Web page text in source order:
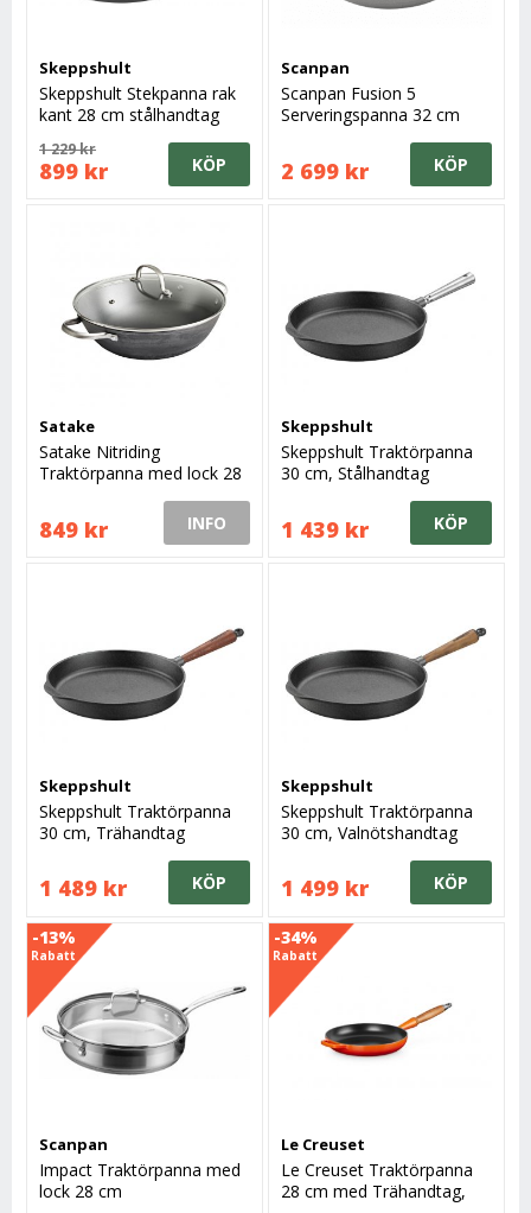
Skeppshult
Skeppshult Stekpanna rak
kant 28 cm stålhandtag
1 229 kr
899 kr KÖP
Scanpan
Scanpan Fusion 5
Serveringspanna 32 cm
2 699 kr KÖP
Satake
Satake Nitriding
Traktörpanna med lock 28
849 kr INFO
Skeppshult
Skeppshult Traktörpanna
30 cm, Stålhandtag
1 439 kr KÖP
Skeppshult
Skeppshult Traktörpanna
30 cm, Trähandtag
1 489 kr KÖP
Skeppshult
Skeppshult Traktörpanna
30 cm, Valnötshandtag
1 499 kr KÖP
-13%
Rabatt
Scanpan
Impact Traktörpanna med
lock 28 cm
-34%
Rabatt
Le Creuset
Le Creuset Traktörpanna
28 cm med Trähandtag,